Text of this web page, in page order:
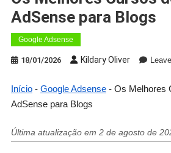
AdSense para Blogs
Google Adsense
18/01/2026 Kildary Oliver
Início- Google Adsense- Os Melhores
AdSense para Blogs
Última atualização em 2 de agosto de